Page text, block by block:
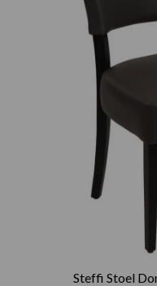
Steffi Stoel